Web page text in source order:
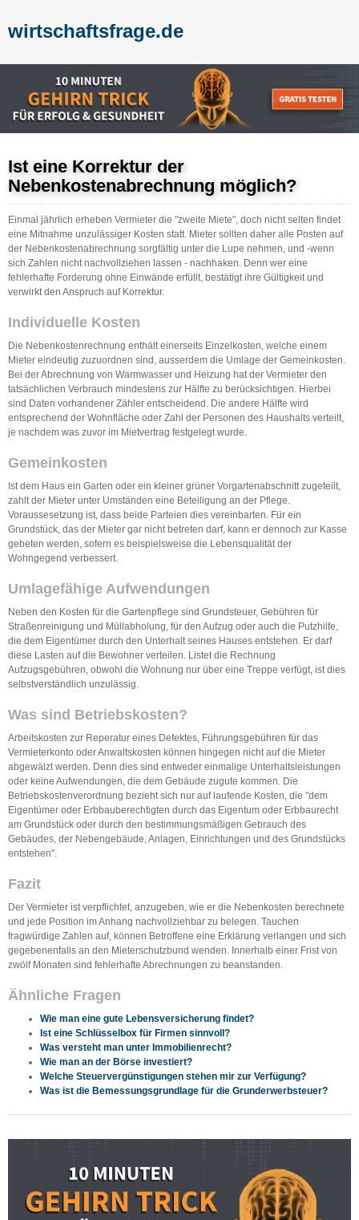
wirtschaftsfrage.de
Ist eine Korrektur der
Nebenkostenabrechnung möglich?
Einmal jährlich erheben Vermieter die "zweite Miete", doch nicht selten findet
eine Mitnahme unzulässiger Kosten statt. Mieter sollten daher alle Posten auf
der Nebenkostenabrechnung sorgfältig unter die Lupe nehmen, und -wenn
sich Zahlen nicht nachvollziehen lassen - nachhaken. Denn wer eine
fehlerhafte Forderung ohne Einwände erfüllt, bestätigt ihre Gültigkeit und
verwirkt den Anspruch auf Korrektur.
Individuelle Kosten
Die Nebenkostenrechnung enthält einerseits Einzelkosten, welche einem
Mieter eindeutig zuzuordnen sind, ausserdem die Umlage der Gemeinkosten.
Bei der Abrechnung von Warmwasser und Heizung hat der Vermieter den
tatsächlichen Verbrauch mindestens zur Hälfte zu berücksichtigen. Hierbei
sind Daten vorhandener Zähler entscheidend. Die andere Hälfte wird
entsprechend der Wohnfläche oder Zahl der Personen des Haushalts verteilt,
je nachdem was zuvor im Mietvertrag festgelegt wurde.
Gemeinkosten
Ist dem Haus ein Garten oder ein kleiner grüner Vorgartenabschnitt zugeteilt,
zahlt der Mieter unter Umständen eine Beteiligung an der Pflege.
Voraussesetzung ist, dass beide Parteien dies vereinbarten. Für ein
Grundstück, das der Mieter gar nicht betreten darf, kann er dennoch zur Kasse
gebeten werden, sofern es beispielsweise die Lebensqualität der
Wohngegend verbessert.
Umlagefähige Aufwendungen
Neben den Kosten für die Gartenpflege sind Grundsteuer, Gebühren für
Straßenreinigung und Müllabholung, für den Aufzug oder auch die Putzhilfe,
die dem Eigentümer durch den Unterhalt seines Hauses entstehen. Er darf
diese Lasten auf die Bewohner verteilen. Listet die Rechnung
Aufzugsgebühren, obwohl die Wohnung nur über eine Treppe verfügt, ist dies
selbstverständlich unzulässig.
Was sind Betriebskosten?
Arbeitskosten zur Reperatur eines Defektes, Führungsgebühren für das
Vermieterkonto oder Anwaltskosten können hingegen nicht auf die Mieter
abgewälzt werden. Denn dies sind entweder einmalige Unterhaltsleistungen
oder keine Aufwendungen, die dem Gebäude zugute kommen. Die
Betriebskostenverordnung bezieht sich nur auf laufende Kosten, die "dem
Eigentümer oder Erbbauberechtigten durch das Eigentum oder Erbbaurecht
am Grundstück oder durch den bestimmungsmäßigen Gebrauch des
Gebäudes, der Nebengebäude, Anlagen, Einrichtungen und des Grundstücks
entstehen".
Fazit
Der Vermieter ist verpflichtet, anzugeben, wie er die Nebenkosten berechnete
und jede Position im Anhang nachvollziehbar zu belegen. Tauchen
fragwürdige Zahlen auf, können Betroffene eine Erklärung verlangen und sich
gegebenenfalls an den Mieterschutzbund wenden. Innerhalb einer Frist von
zwölf Monaten sind fehlerhafte Abrechnungen zu beanstanden.
Ähnliche Fragen
Wie man eine gute Lebensversicherung findet?
Ist eine Schlüsselbox für Firmen sinnvoll?
Was versteht man unter Immobilienrecht?
Wie man an der Börse investiert?
Welche Steuervergünstigungen stehen mir zur Verfügung?
Was ist die Bemessungsgrundlage für die Grunderwerbsteuer?